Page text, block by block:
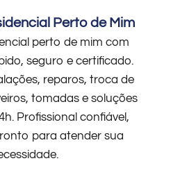
Perto de Mim
perto de mim com
seguro e certificado.
reparos, troca de
tomadas e soluções
Profissional confiável,
para atender sua